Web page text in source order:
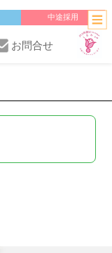
中途採用
お問合せ